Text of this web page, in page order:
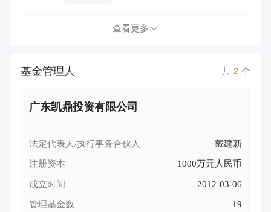
查看更多
基金管理人 共 2 个
广东凯鼎投资有限公司
法定代表人/执行事务合伙人 戴建新
注册资本 1000万元人民币
成立时间 2012-03-06
管理基金数 19